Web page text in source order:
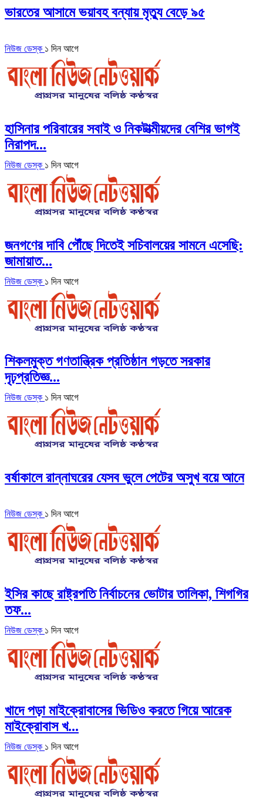
ভারতের আসামে ভয়াবহ বন্যায় মৃত্যু বেড়ে ৯৫
নিউজ ডেস্ক ১ দিন আগে
হাসিনার পরিবারের সবাই ও নিকটাত্মীয়দের বেশির ভাগই
নিরাপদ...
নিউজ ডেস্ক ১ দিন আগে
জনগণের দাবি পৌঁছে দিতেই সচিবালয়ের সামনে এসেছি:
জামায়াত...
নিউজ ডেস্ক ১ দিন আগে
শিকলমুক্ত গণতান্ত্রিক প্রতিষ্ঠান গড়তে সরকার
দৃঢ়প্রতিজ্ঞ...
নিউজ ডেস্ক ১ দিন আগে
বর্ষাকালে রান্নাঘরের যেসব ভুলে পেটের অসুখ বয়ে আনে
নিউজ ডেস্ক ১ দিন আগে
ইসির কাছে রাষ্ট্রপতি নির্বাচনের ভোটার তালিকা, শিগগির
তফ...
নিউজ ডেস্ক ১ দিন আগে
খাদে পড়া মাইক্রোবাসের ভিডিও করতে গিয়ে আরেক
মাইক্রোবাস খ...
নিউজ ডেস্ক ১ দিন আগে